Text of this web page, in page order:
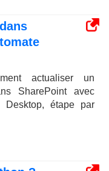
actualiser un
SharePoint avec
Desktop, étape par